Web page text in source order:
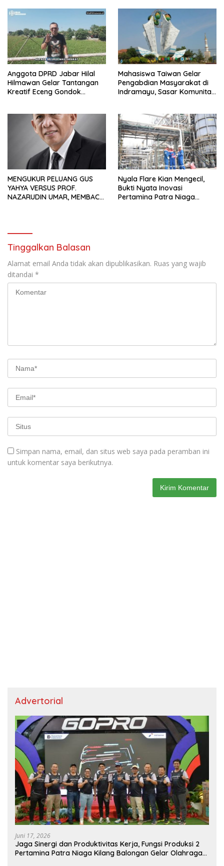
Anggota DPRD Jabar Hilal
Hilmawan Gelar Tantangan
Kreatif Eceng Gondok
Mahasiswa Taiwan Gelar
Pengabdian Masyarakat di
Indramayu, Sasar Komunitas
MENGUKUR PELUANG GUS
YAHYA VERSUS PROF.
NAZARUDIN UMAR, MEMBACA
Nyala Flare Kian Mengecil,
Bukti Nyata Inovasi
Pertamina Patra Niaga
Tinggalkan Balasan
Alamat email Anda tidak akan dipublikasikan. Ruas yang wajib
ditandai *
Simpan nama, email, dan situs web saya pada peramban ini
untuk komentar saya berikutnya.
Advertorial
Juni 17, 2026
Jaga Sinergi dan Produktivitas Kerja, Fungsi Produksi 2
Pertamina Patra Niaga Kilang Balongan Gelar Olahraga